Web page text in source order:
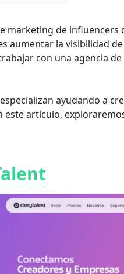
marketing de influencers
aumentar la visibilidad
con una agencia
ayudando a
este artículo,